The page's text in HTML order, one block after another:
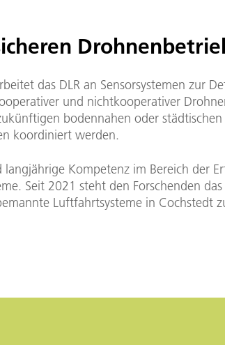
das DLR an Sensorsystemen zur
und nichtkooperativer
bodennahen oder städtischen
koordiniert werden.
langjährige Kompetenz im Bereich der
Seit 2021 steht den Forschenden
Luftfahrtsysteme in Cochstedt